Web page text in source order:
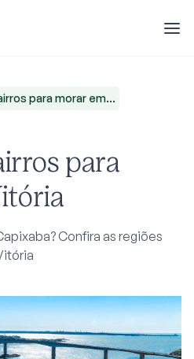
para morar em...
para
Confira as regiões